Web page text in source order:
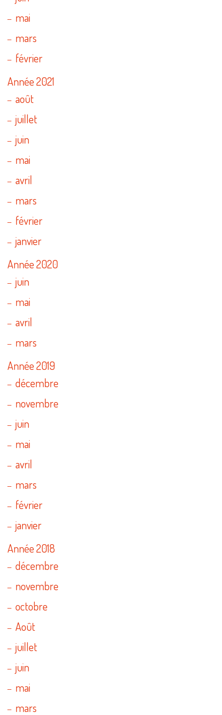
mai
mars
février
Année 2021
août
juillet
juin
mai
avril
mars
février
janvier
Année 2020
juin
mai
avril
mars
Année 2019
décembre
novembre
juin
mai
avril
mars
février
janvier
Année 2018
décembre
novembre
octobre
Août
juillet
juin
mai
mars